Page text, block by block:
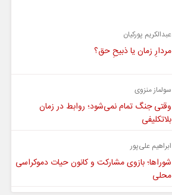
عبدالکریم پورکیان
مردارِ زمان یا ذبیحِ حق؟
سولماز منزوی
وقتی جنگ تمام نمی‌شود؛ روابط در زمان
بلاتکلیفی
ابراهیم علی‌پور
شوراها؛ بازوی مشارکت و کانون حیات دموکراسی
محلی